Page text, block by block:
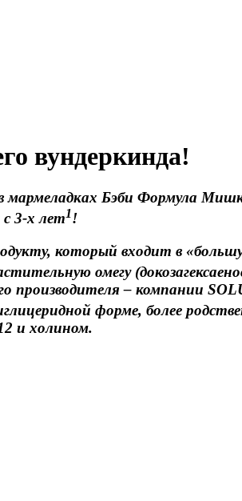
вундеркинда!
мармеладках Бэби Формула
3-х лет1!
который входит в
омегу
производителя – компании
форме, более
и холином.